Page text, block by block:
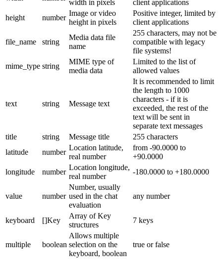
width in pixels
client applications
height
number
Image or video
height in pixels
Positive integer, limited by
client applications
file_name string
Media data file
name
255 characters, may not be
compatible with legacy
file systems!
mime_type string
MIME type of
media data
Limited to the list of
allowed values
text string Message text
It is recommended to limit
the length to 1000
characters - if it is
exceeded, the rest of the
text will be sent in
separate text messages
title
string Message title
255 characters
latitude
number
Location latitude,
real number
from -90.0000 to
+90.0000
longitude
number
Location longitude,
real number
-180.0000 to +180.0000
value number
Number, usually
used in the chat
evaluation
any number
keyboard []Key
Array of Key
structures
7 keys
multiple boolean
Allows multiple
selection on the
keyboard, boolean
true or false